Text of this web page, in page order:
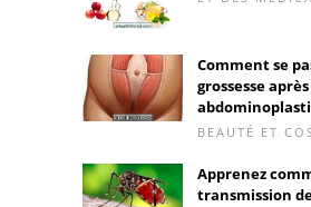
Comment se
grossesse
BEAUTÉ ET
Apprenez
transmission